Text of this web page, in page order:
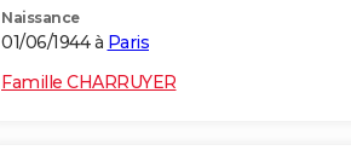
Naissance
01/06/1944 à Paris
Famille CHARRUYER